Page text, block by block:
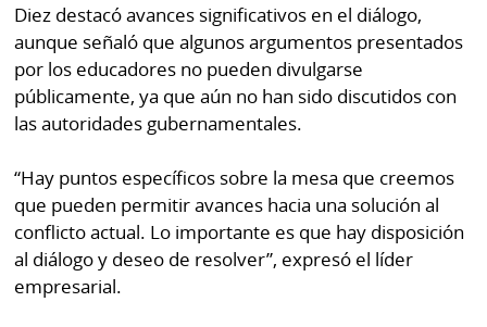
Diez destacó avances significativos en el diálogo,
aunque señaló que algunos argumentos presentados
por los educadores no pueden divulgarse
públicamente, ya que aún no han sido discutidos con
las autoridades gubernamentales.
“Hay puntos específicos sobre la mesa que creemos
que pueden permitir avances hacia una solución al
conflicto actual. Lo importante es que hay disposición
al diálogo y deseo de resolver”, expresó el líder
empresarial.